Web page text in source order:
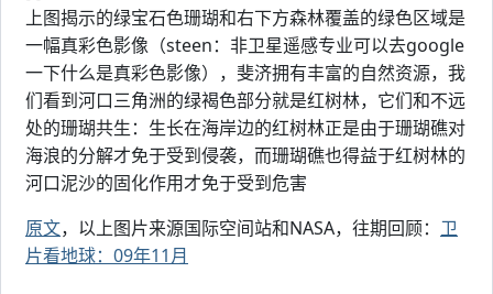
上图揭示的绿宝石色珊瑚和右下方森林覆盖的绿色区域是
一幅真彩色影像（steen：非卫星遥感专业可以去google
一下什么是真彩色影像），斐济拥有丰富的自然资源，我
们看到河口三角洲的绿褐色部分就是红树林，它们和不远
处的珊瑚共生：生长在海岸边的红树林正是由于珊瑚礁对
海浪的分解才免于受到侵袭，而珊瑚礁也得益于红树林的
河口泥沙的固化作用才免于受到危害
原文，以上图片来源国际空间站和NASA，往期回顾： 卫
片看地球：09年11月